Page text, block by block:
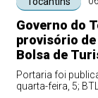
Governo do
provisório de
Bolsa de
Portaria foi
quarta-feira, 5;